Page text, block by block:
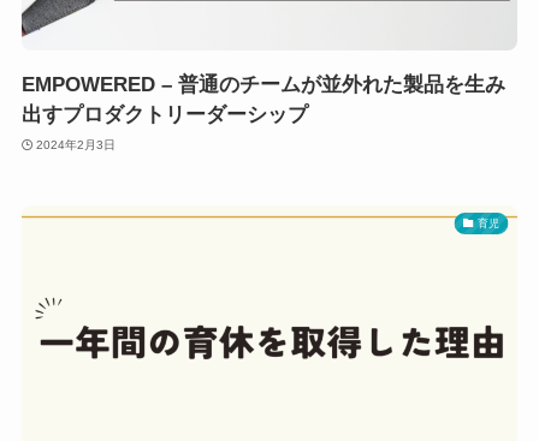
EMPOWERED – 普通のチームが並外れた製品を生み
出すプロダクトリーダーシップ
2024年2月3日
育児